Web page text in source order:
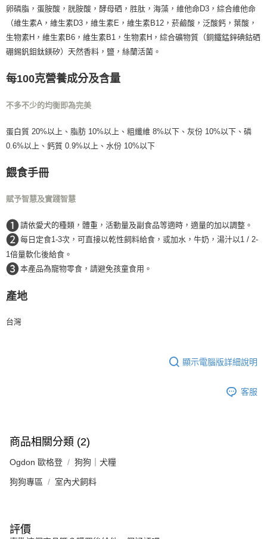
卵磷脂，蛋胺酸，胱胺酸，酵母硒，胜肽，海藻，維他命D3，綜合維他命
（維生素A，維生素D3，維生素E，維生素B12，菸鹼酸，泛酸鈣，葉酸，
生物素H，維生素B6，維生素B1，生物素H，綜合礦物質（銅鐵錳鋅碘鈷硒
硼錫釩鉬鈦鎂矽）天然香料，鹽，絲蘭活菌。
每100克營養成分及含量
不多不少的均衡即為完美
蛋白質 20%以上、脂肪 10%以上、粗纖維 8%以下、灰份 10%以下、磷
0.6%以上、鈣質 0.9%以上、水份 10%以下
餵食手冊
賦予智慧及實踐智慧
❶請依愛犬的種類，體重，活動量及副食品等適時，適量的加以調整。
❷每日定食1-3次，可直接以乾性飼料給食，或加水，牛奶，湯汁以1 / 2-
1倍量軟化後給食。
❸本產品為寵物零食，請避免孩童食用。
產地
台灣
顯示電腦版詳細說明
客服
商品相關分類 (2)
Ogdon 歐格登 狗狗｜犬糧
狗狗專區 室內犬飼料
評價